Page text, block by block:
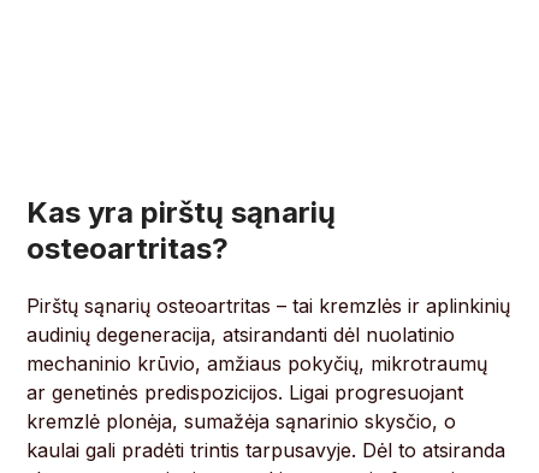
Kas yra pirštų sąnarių
osteoartritas?
Pirštų sąnarių osteoartritas – tai kremzlės ir aplinkinių
audinių degeneracija, atsirandanti dėl nuolatinio
mechaninio krūvio, amžiaus pokyčių, mikrotraumų
ar genetinės predispozicijos. Ligai progresuojant
kremzlė plonėja, sumažėja sąnarinio skysčio, o
kaulai gali pradėti trintis tarpusavyje. Dėl to atsiranda